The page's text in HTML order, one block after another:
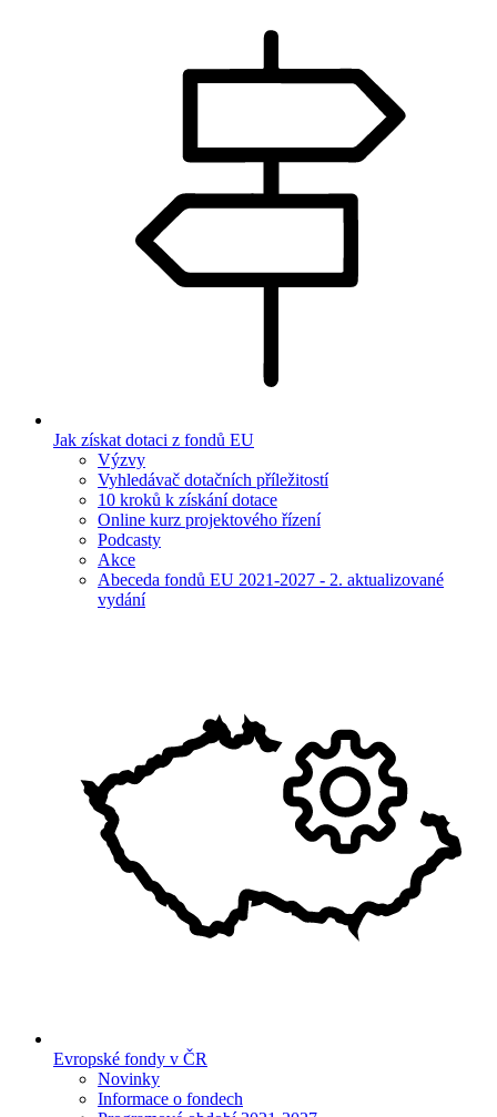
Jak získat dotaci z fondů EU
Výzvy
Vyhledávač dotačních příležitostí
10 kroků k získání dotace
Online kurz projektového řízení
Podcasty
Akce
Abeceda fondů EU 2021-2027 - 2. aktualizované
vydání
Evropské fondy v ČR
Novinky
Informace o fondech